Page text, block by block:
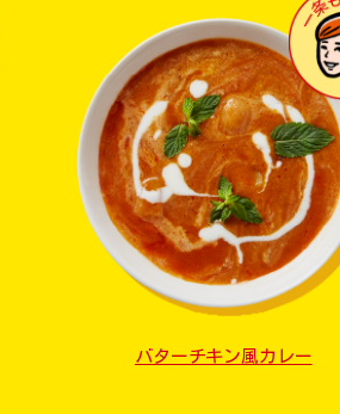
バターチキン風カレー